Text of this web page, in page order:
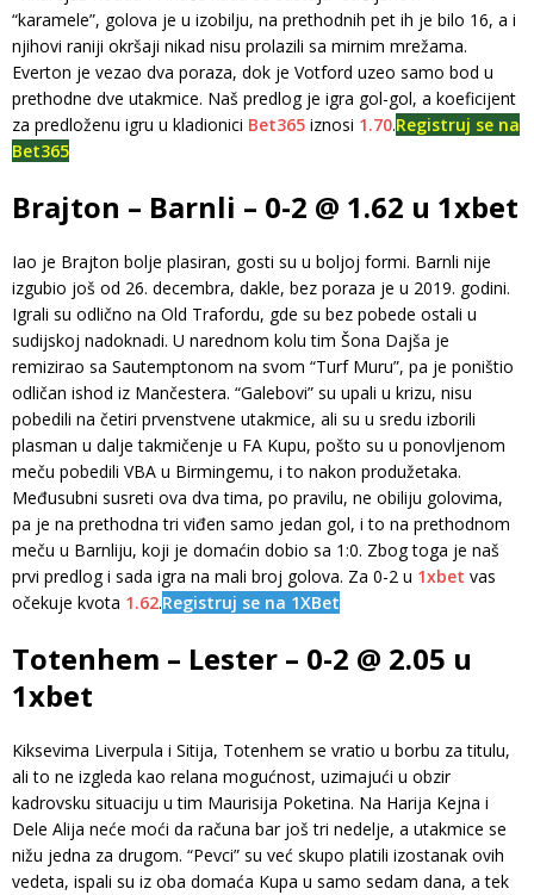
“karamele”, golova je u izobilju, na prethodnih pet ih je bilo 16, a i
njihovi raniji okršaji nikad nisu prolazili sa mirnim mrežama.
Everton je vezao dva poraza, dok je Votford uzeo samo bod u
prethodne dve utakmice. Naš predlog je igra gol-gol, a koeficijent
za predloženu igru u kladionici Bet365 iznosi 1.70.Registruj se na
Bet365
Brajton – Barnli – 0-2 @ 1.62 u 1xbet
Iao je Brajton bolje plasiran, gosti su u boljoj formi. Barnli nije
izgubio još od 26. decembra, dakle, bez poraza je u 2019. godini.
Igrali su odlično na Old Trafordu, gde su bez pobede ostali u
sudijskoj nadoknadi. U narednom kolu tim Šona Dajša je
remizirao sa Sautemptonom na svom “Turf Muru”, pa je poništio
odličan ishod iz Mančestera. “Galebovi” su upali u krizu, nisu
pobedili na četiri prvenstvene utakmice, ali su u sredu izborili
plasman u dalje takmičenje u FA Kupu, pošto su u ponovljenom
meču pobedili VBA u Birmingemu, i to nakon produžetaka.
Međusubni susreti ova dva tima, po pravilu, ne obiliju golovima,
pa je na prethodna tri viđen samo jedan gol, i to na prethodnom
meču u Barnliju, koji je domaćin dobio sa 1:0. Zbog toga je naš
prvi predlog i sada igra na mali broj golova. Za 0-2 u 1xbet vas
očekuje kvota 1.62.Registruj se na 1XBet
Totenhem – Lester – 0-2 @ 2.05 u
1xbet
Kiksevima Liverpula i Sitija, Totenhem se vratio u borbu za titulu,
ali to ne izgleda kao relana mogućnost, uzimajući u obzir
kadrovsku situaciju u tim Maurisija Poketina. Na Harija Kejna i
Dele Alija neće moći da računa bar još tri nedelje, a utakmice se
nižu jedna za drugom. “Pevci” su već skupo platili izostanak ovih
vedeta, ispali su iz oba domaća Kupa u samo sedam dana, a tek